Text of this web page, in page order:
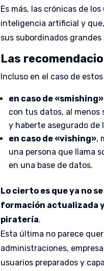
Es más, las crónicas de
inteligencia artificial y
sus subordinados grandes
Las
Incluso en el caso de
en caso de «smishing»
con tus datos, al menos
y haberte asegurado de
en caso de «vishing»,
una persona que llama
en una base de datos.
Lo cierto es que ya no
formación actualizada y
piratería.
Esta última no parece
administraciones,
usuarios preparados y